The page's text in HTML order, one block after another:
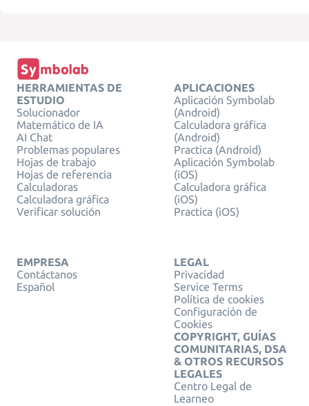
HERRAMIENTAS DE
ESTUDIO
Solucionador
Matemático de IA
AI Chat
Problemas populares
Hojas de trabajo
Hojas de referencia
Calculadoras
Calculadora gráfica
Verificar solución
APLICACIONES
Aplicación Symbolab
(Android)
Calculadora gráfica
(Android)
Practica (Android)
Aplicación Symbolab
(iOS)
Calculadora gráfica
(iOS)
Practica (iOS)
EMPRESA
Contáctanos
Español
LEGAL
Privacidad
Service Terms
Política de cookies
Configuración de
Cookies
COPYRIGHT, GUÍAS
COMUNITARIAS, DSA
& OTROS RECURSOS
LEGALES
Centro Legal de
Learneo